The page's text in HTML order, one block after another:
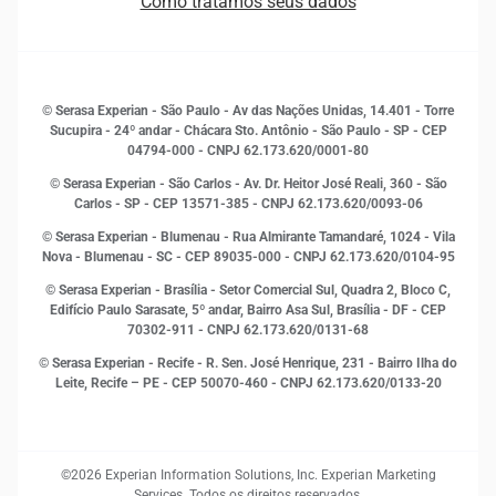
Inovação e Tecnologia
Leis e impostos
Marketing
Open Finance
Proteção de Dados
Sustentabilidade Corporativa
Sala de Imprensa
© Serasa Experian - São Paulo - Av das Nações Unidas, 14.401 - Torre
Sucupira - 24º andar - Chácara Sto. Antônio - São Paulo - SP - CEP
04794-000 - CNPJ 62.173.620/0001-80
© Serasa Experian - São Carlos - Av. Dr. Heitor José Reali, 360 - São
Carlos - SP - CEP 13571-385 - CNPJ 62.173.620/0093-06
© Serasa Experian - Blumenau - Rua Almirante Tamandaré, 1024 - Vila
Nova - Blumenau - SC - CEP 89035-000 - CNPJ 62.173.620/0104-95
© Serasa Experian - Brasília - Setor Comercial Sul, Quadra 2, Bloco C,
Edifício Paulo Sarasate, 5º andar, Bairro Asa Sul, Brasília - DF - CEP
70302-911 - CNPJ 62.173.620/0131-68
© Serasa Experian - Recife - R. Sen. José Henrique, 231 - Bairro Ilha do
Leite, Recife – PE - CEP 50070-460 - CNPJ 62.173.620/0133-20
©2026 Experian Information Solutions, Inc. Experian Marketing